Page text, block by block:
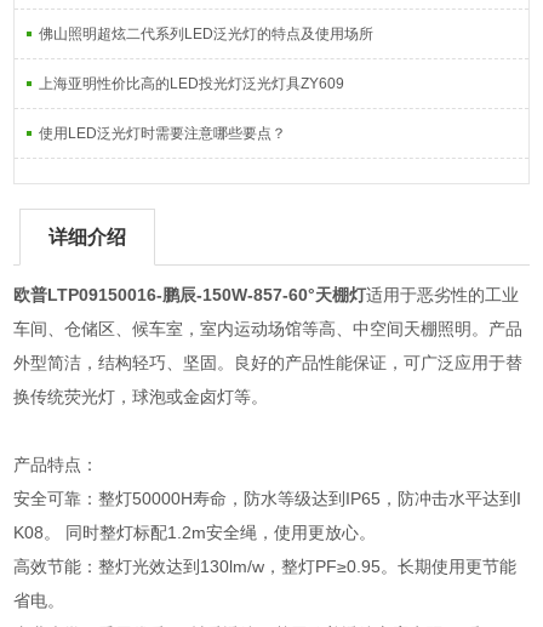
佛山照明超炫二代系列LED泛光灯的特点及使用场所
上海亚明性价比高的LED投光灯泛光灯具ZY609
使用LED泛光灯时需要注意哪些要点？
详细介绍
欧普LTP09150016-鹏辰-150W-857-60°天棚灯适用于恶劣性的工业
车间、仓储区、候车室，室内运动场馆等高、中空间天棚照明。产品
外型简洁，结构轻巧、坚固。良好的产品性能保证，可广泛应用于替
换传统荧光灯，球泡或金卤灯等。
产品特点：
安全可靠：整灯50000H寿命，防水等级达到IP65，防冲击水平达到I
K08。 同时整灯标配1.2m安全绳，使用更放心。
高效节能：整灯光效达到130lm/w，整灯PF≥0.95。长期使用更节能
省电。